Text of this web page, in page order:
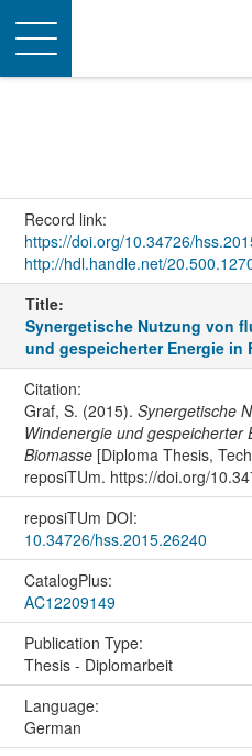
Toggle
navigation
Record link:
https://doi.org/10.34726/
http://hdl.handle.net/
Title:
Synergetische Nutzung von
und gespeicherter Energie in
Citation:
Graf, S. (2015). Synergetische
Windenergie und gespeicherter
Biomasse[Diploma Thesis,
reposiTUm. https://doi.org/
reposiTUm DOI:
10.34726/hss.2015.26240
CatalogPlus:
AC12209149
Publication Type:
Thesis - Diplomarbeit
Language:
German